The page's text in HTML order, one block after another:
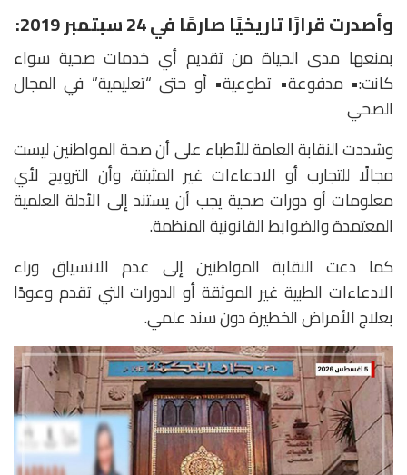
وأصدرت قرارًا تاريخيًا صارمًا في 24 سبتمبر 2019:
بمنعها مدى الحياة من تقديم أي خدمات صحية سواء
كانت:• مدفوعة• تطوعية• أو حتى “تعليمية” في المجال
الصحي
وشددت النقابة العامة للأطباء على أن صحة المواطنين ليست
مجالًا للتجارب أو الادعاءات غير المثبتة، وأن الترويج لأي
معلومات أو دورات صحية يجب أن يستند إلى الأدلة العلمية
المعتمدة والضوابط القانونية المنظمة.
كما دعت النقابة المواطنين إلى عدم الانسياق وراء
الادعاءات الطبية غير الموثقة أو الدورات التي تقدم وعودًا
بعلاج الأمراض الخطيرة دون سند علمي.